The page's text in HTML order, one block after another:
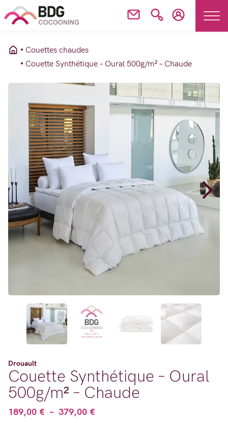
Couettes chaudes
Couette Synthétique – Oural 500g/m² – Chaude
Drouault
Couette Synthétique – Oural
500g/m² – Chaude
189,00 € – 379,00 €Plage